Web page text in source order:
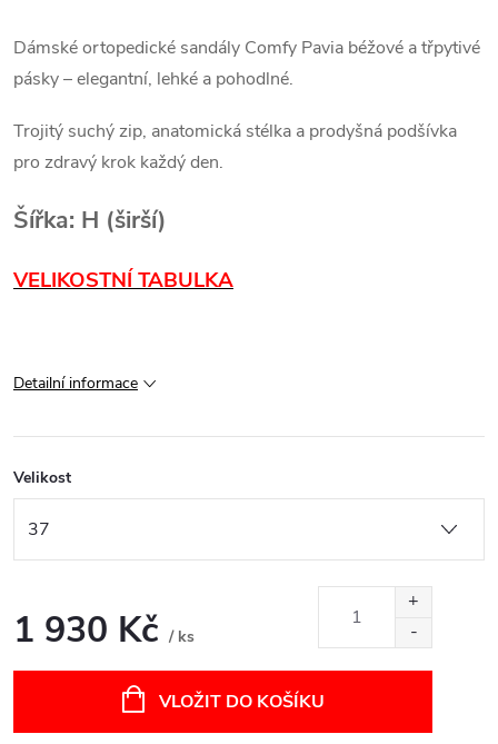
Dámské ortopedické sandály Comfy Pavia béžové a třpytivé
pásky – elegantní, lehké a pohodlné.
Trojitý suchý zip, anatomická stélka a prodyšná podšívka
pro zdravý krok každý den.
Šířka: H (širší)
VELIKOSTNÍ TABULKA
Detailní informace
Velikost
1 930 Kč / ks
VLOŽIT DO KOŠÍKU